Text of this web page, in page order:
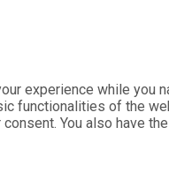
experience while you
functionalities of the
You also have